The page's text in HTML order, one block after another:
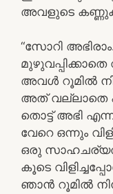
അവളുടെ
“സോറി
അവൾ റൂമിൽ
അത് വല്ലാതെ
തൊട്ട് അഭി
വേറെ ഒന്നും
ഒരു
കൂടെ
ഞാൻ റൂമിൽ